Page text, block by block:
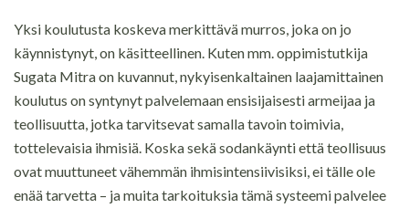
Yksi koulutusta koskeva merkittävä murros, joka on jo
käynnistynyt, on käsitteellinen. Kuten mm. oppimistutkija
Sugata Mitra on kuvannut, nykyisenkaltainen laajamittainen
koulutus on syntynyt palvelemaan ensisijaisesti armeijaa ja
teollisuutta, jotka tarvitsevat samalla tavoin toimivia,
tottelevaisia ihmisiä. Koska sekä sodankäynti että teollisuus
ovat muuttuneet vähemmän ihmisintensiivisiksi, ei tälle ole
enää tarvetta – ja muita tarkoituksia tämä systeemi palvelee